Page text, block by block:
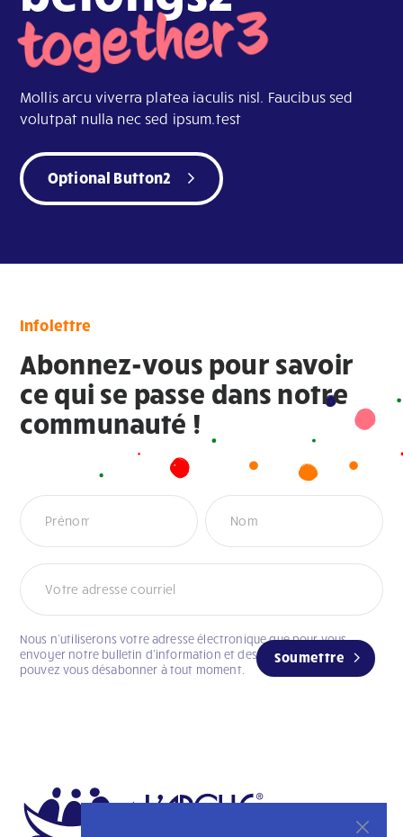
together3
Mollis arcu viverra platea iaculis nisl. Faucibus sed
volutpat nulla nec sed ipsum.test
Optional Button2
Infolettre
Abonnez-vous pour savoir
ce qui se passe dans notre
communauté !
Infolettre
Soumettre
Nous n’utiliserons votre adresse électronique que pour vous
envoyer notre bulletin d’information et des mises à jour. Vous
pouvez vous désabonner à tout moment.